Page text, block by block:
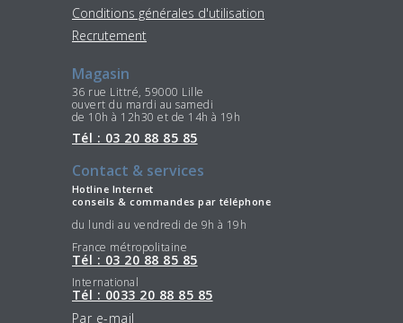
Conditions générales d'utilisation
Recrutement
Magasin
36 rue Littré, 59000 Lille
ouvert du mardi au samedi
de 10h à 12h30 et de 14h à 19h
Tél : 03 20 88 85 85
Contact & services
Hotline Internet
conseils & commandes par téléphone
du lundi au vendredi de 9h à 19h
France métropolitaine
Tél : 03 20 88 85 85
International
Tél : 0033 20 88 85 85
Par e-mail